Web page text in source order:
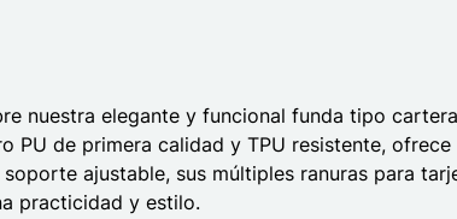
nuestra elegante y funcional funda tipo
PU de primera calidad y TPU resistente,
soporte ajustable, sus múltiples ranuras para
practicidad y estilo.